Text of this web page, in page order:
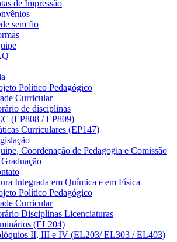
de Impressão
sem fio
Político Pedagógico
Curricular
de disciplinas
(EP808 / EP809)
Curriculares (EP147)
Coordenação de Pedagogia e Comissão
Integrada em Química e em Física
Político Pedagógico
Curricular
Disciplinas Licenciaturas
(EL204)
II, III e IV (EL203/ EL303 / EL403)